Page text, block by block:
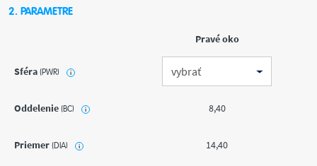
2. PARAMETRE
Pravé oko
Sféra(PWR) i
Oddelenie(BC) i 8,40
Priemer(DIA) i 14,40